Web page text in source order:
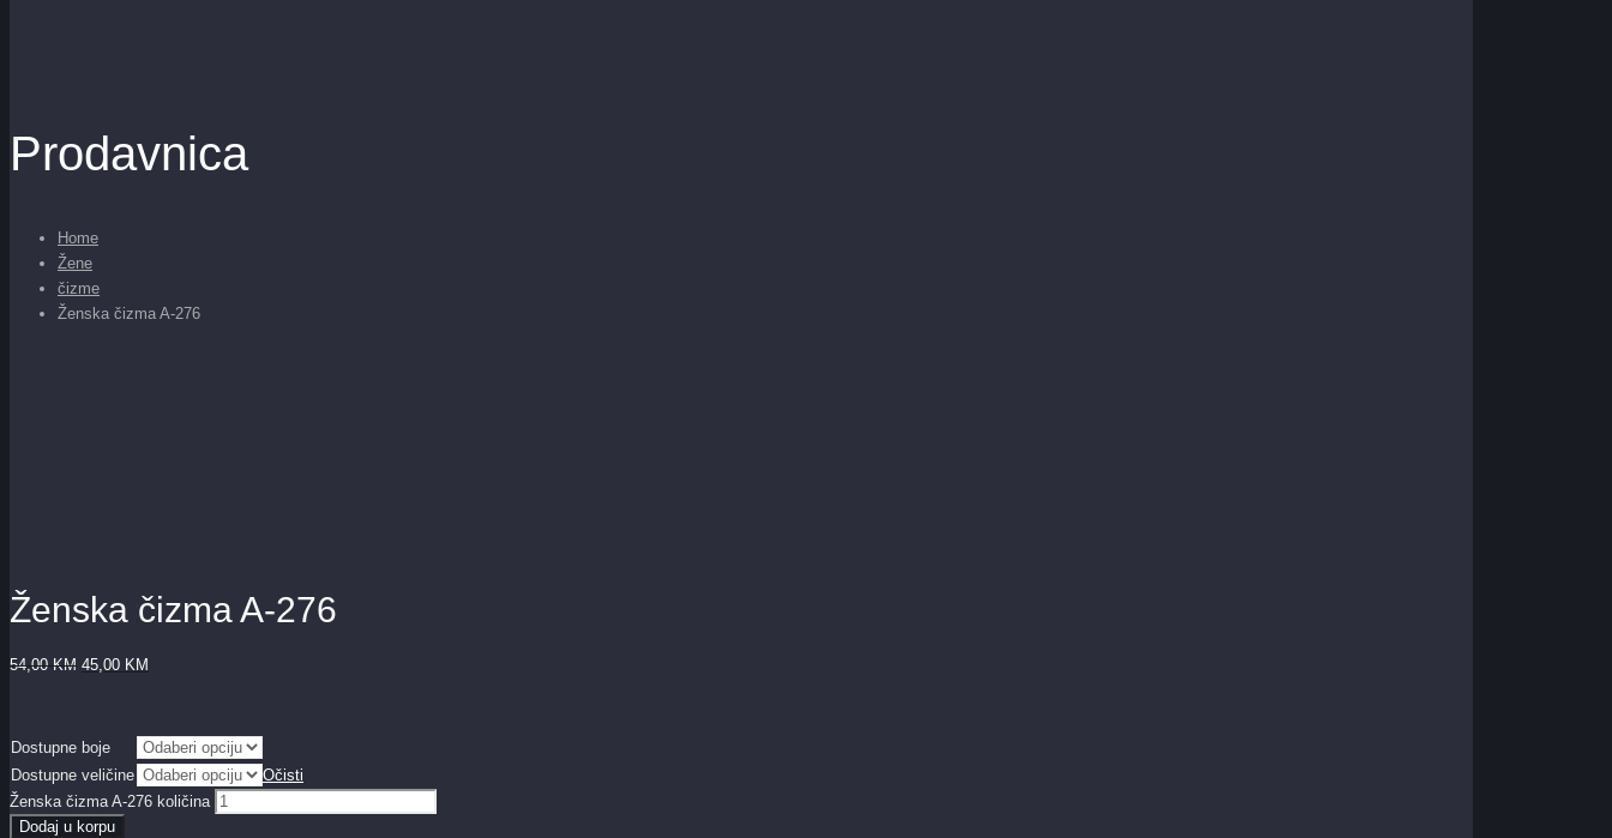
Prodavnica
Home
Žene
čizme
Ženska čizma A-276
Ženska čizma A-276
54,00 KM 45,00 KM
Dostupne boje
Dostupne veličine
Očisti
Ženska čizma A-276 količina
Dodaj u korpu